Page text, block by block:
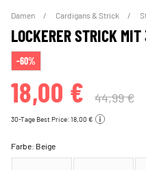
Damen Cardigans & Strick
LOCKERER STRICK
-60%
18,00 € 44,99 €
30-Tage Best Price: 18,00 €
Farbe: Beige